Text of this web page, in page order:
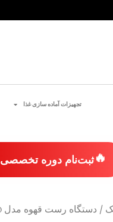
تجهیزات آماده سازی غذا
🔥ثبت‌نام دوره تخصصی
/ دستگاه رست قهوه مدل Roastilino